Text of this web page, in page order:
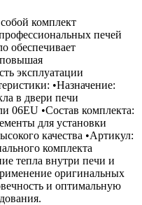
комплект
печей
обеспечивает
эксплуатации
•Назначение:
в двери печи
06EU •Состав комплекта:
для установки
качества •Артикул:
комплекта
тепла внутри печи и
оригинальных
и оптимальную